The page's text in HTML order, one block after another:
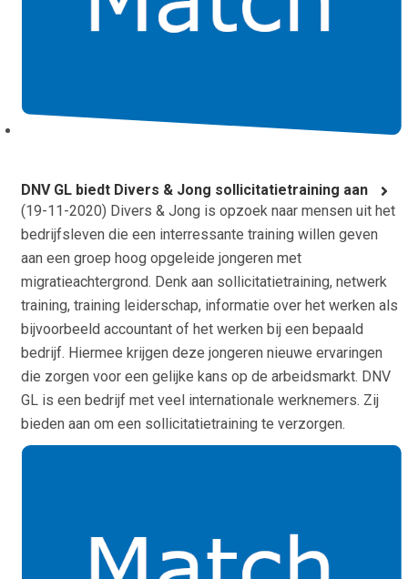
DNV GL biedt Divers & Jong sollicitatietraining aan
(19-11-2020) Divers & Jong is opzoek naar mensen uit het
bedrijfsleven die een interressante training willen geven
aan een groep hoog opgeleide jongeren met
migratieachtergrond. Denk aan sollicitatietraining, netwerk
training, training leiderschap, informatie over het werken als
bijvoorbeeld accountant of het werken bij een bepaald
bedrijf. Hiermee krijgen deze jongeren nieuwe ervaringen
die zorgen voor een gelijke kans op de arbeidsmarkt. DNV
GL is een bedrijf met veel internationale werknemers. Zij
bieden aan om een sollicitatietraining te verzorgen.